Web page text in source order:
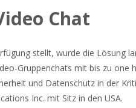
Chat
stellt, wurde die Lösung
Gruppenchats mit bis zu one
und Datenschutz in der
Inc. mit Sitz in den USA.